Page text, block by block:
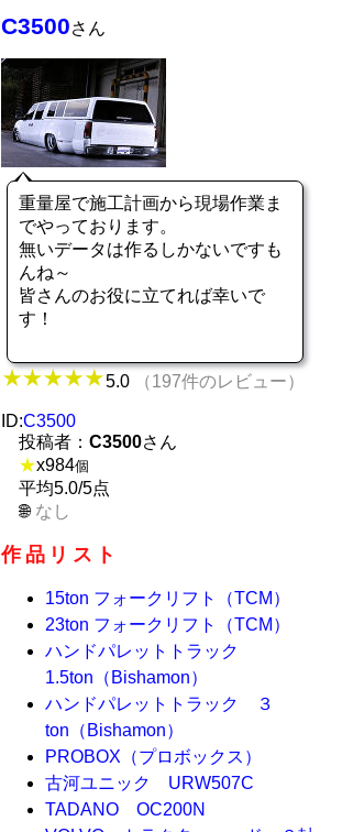
C3500さん
重量屋で施工計画から現場作業ま
でやっております。
無いデータは作るしかないですも
んね～
皆さんのお役に立てれば幸いで
す！
5.0 （197件のレビュー）
ID:C3500
投稿者： C3500さん
★x984個
平均5.0/5点
なし
作品リスト
15ton フォークリフト（TCM）
23ton フォークリフト（TCM）
ハンドパレットトラック
1.5ton（Bishamon）
ハンドパレットトラック ３
ton（Bishamon）
PROBOX（プロボックス）
古河ユニック URW507C
TADANO OC200N